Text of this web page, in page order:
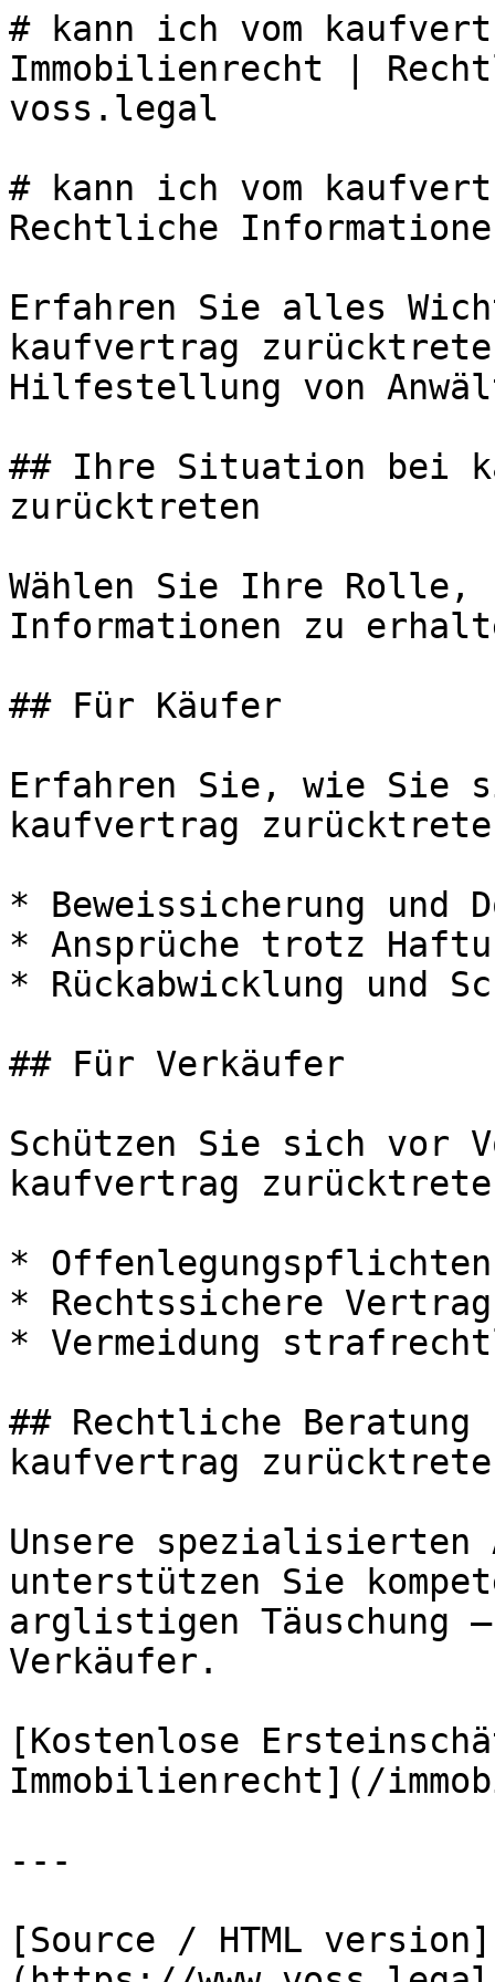
# kann ich vom
Immobilienrecht |
voss.legal
# kann ich vom
Rechtliche
Erfahren Sie alles
kaufvertrag
Hilfestellung von
## Ihre Situation bei
zurücktreten
Wählen Sie Ihre Rolle,
Informationen zu
## Für Käufer
Erfahren Sie, wie Sie
kaufvertrag
* Beweissicherung und
* Ansprüche trotz
* Rückabwicklung und
## Für Verkäufer
Schützen Sie sich vor
kaufvertrag
* Offenlegungspflichten
* Rechtssichere
* Vermeidung
## Rechtliche Beratung
kaufvertrag
Unsere spezialisierten
unterstützen Sie
arglistigen Täuschung
Verkäufer.
[Kostenlose
Immobilienrecht](/
---
[Source / HTML version]